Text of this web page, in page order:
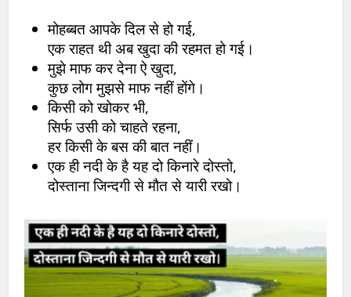
मोहब्बत आपके दिल से हो गई,
एक राहत थी अब खुदा की रहमत हो गई।
मुझे माफ कर देना ऐ खुदा,
कुछ लोग मुझसे माफ नहीं होंगे।
किसी को खोकर भी,
सिर्फ उसी को चाहते रहना,
हर किसी के बस की बात नहीं।
एक ही नदी के है यह दो किनारे दोस्तो,
दोस्ताना जिन्दगी से मौत से यारी रखो।